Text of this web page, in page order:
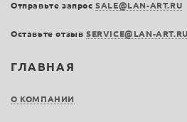
ГЛАВНАЯ
О КОМПАНИИ
Отправьте запросSALE@LAN-ART.RU
Оставьте отзыв SERVICE@LAN-ART.RU